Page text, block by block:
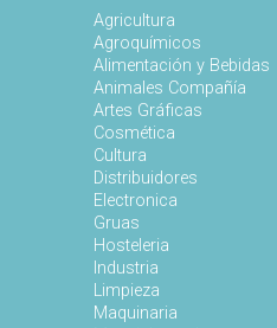
Agricultura
Agroquímicos
Alimentación y Bebidas
Animales Compañía
Artes Gráficas
Cosmética
Cultura
Distribuidores
Electronica
Gruas
Hosteleria
Industria
Limpieza
Maquinaria